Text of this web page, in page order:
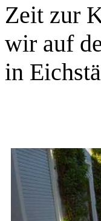
Zeit zur
wir auf
in